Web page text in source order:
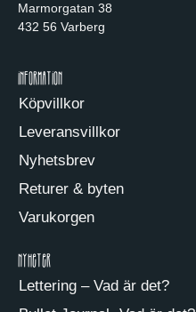
Marmorgatan 38
432 56 Varberg
Information
Köpvillkor
Leveransvillkor
Nyhetsbrev
Returer & byten
Varukorgen
Nyheter
Lettering – Vad är det?